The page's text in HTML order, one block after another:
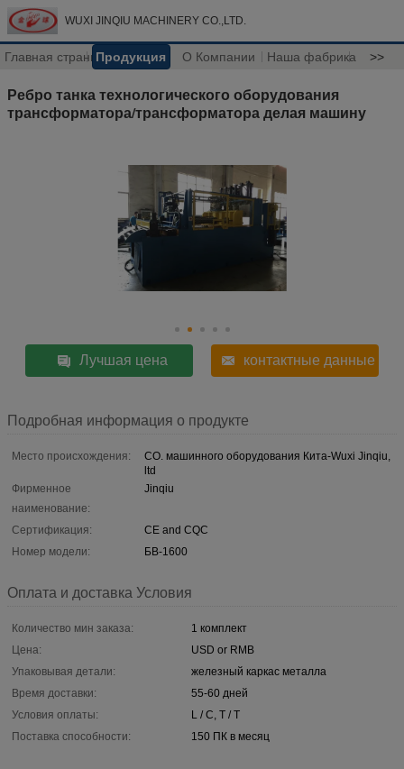
WUXI JINQIU MACHINERY CO.,LTD.
Главная страницаПродукция О Компании Наша фабрика >>
Ребро танка технологического оборудования
трансформатора/трансформатора делая машину
Лучшая цена контактные данные
Подробная информация о продукте
Место происхождения:
CO. машинного оборудования Кита-Wuxi Jinqiu,
ltd
Фирменное
наименование:
Jinqiu
Сертификация:
CE and CQC
Номер модели:
БВ-1600
Оплата и доставка Условия
Количество мин заказа:
1 комплект
Цена:
USD or RMB
Упаковывая детали:
железный каркас металла
Время доставки:
55-60 дней
Условия оплаты:
L / C, T / T
Поставка способности:
150 ПК в месяц